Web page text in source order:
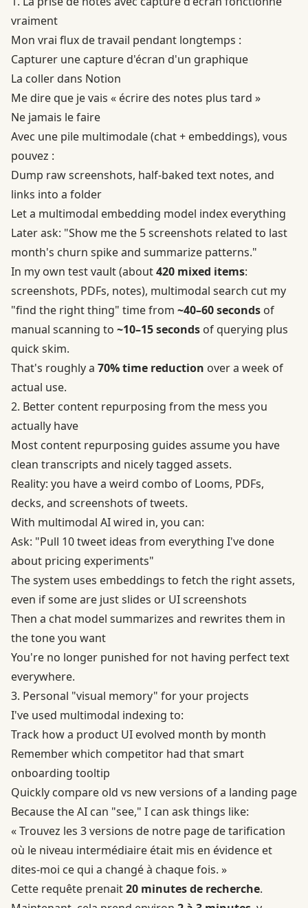
vraiment
Mon vrai flux de travail pendant longtemps :
Capturer une capture d'écran d'un graphique
La coller dans Notion
Me dire que je vais « écrire des notes plus tard »
Ne jamais le faire
Avec une pile multimodale (chat + embeddings), vous
pouvez :
Dump raw screenshots, half-baked text notes, and
links into a folder
Let a multimodal embedding model index everything
Later ask: "Show me the 5 screenshots related to last
month's churn spike and summarize patterns."
In my own test vault (about420 mixed items:
screenshots, PDFs, notes), multimodal search cut my
"find the right thing" time from ~40–60 seconds of
manual scanning to ~10–15 seconds of querying plus
quick skim.
That's roughly a 70% time reduction over a week of
actual use.
2. Better content repurposing from the mess you
actually have
Most content repurposing guides assume you have
clean transcripts and nicely tagged assets.
Reality: you have a weird combo of Looms, PDFs,
decks, and screenshots of tweets.
With multimodal AI wired in, you can:
Ask: "Pull 10 tweet ideas from everything I've done
about pricing experiments"
The system uses embeddings to fetch the right assets,
even if some are just slides or UI screenshots
Then a chat model summarizes and rewrites them in
the tone you want
You're no longer punished for not having perfect text
everywhere.
3. Personal "visual memory" for your projects
I've used multimodal indexing to:
Track how a product UI evolved month by month
Remember which competitor had that smart
onboarding tooltip
Quickly compare old vs new versions of a landing page
Because the AI can "see," I can ask things like:
« Trouvez les 3 versions de notre page de tarification
où le niveau intermédiaire était mis en évidence et
dites-moi ce qui a changé à chaque fois. »
Cette requête prenait20 minutes de recherche.